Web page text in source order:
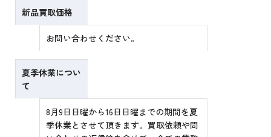
新品買取価格
お問い合わせください。
夏季休業につい
て
8月9日日曜から16日日曜までの期間を夏
季休業とさせて頂きます。買取依頼や問